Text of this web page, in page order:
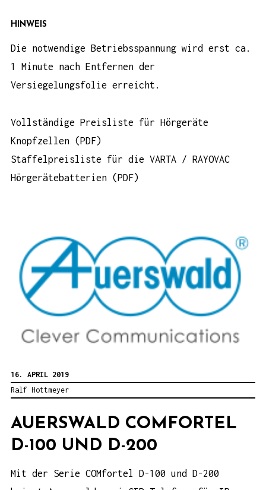
HINWEIS
Die notwendige Betriebsspannung wird erst ca.
1 Minute nach Entfernen der
Versiegelungsfolie erreicht.
Vollständige Preisliste für Hörgeräte
Knopfzellen (PDF)
Staffelpreisliste für die VARTA / RAYOVAC
Hörgerätebatterien (PDF)
16. APRIL 2019
Ralf Hottmeyer
AUERSWALD COMFORTEL
D-100 UND D-200
Mit der Serie COMfortel D-100 und D-200